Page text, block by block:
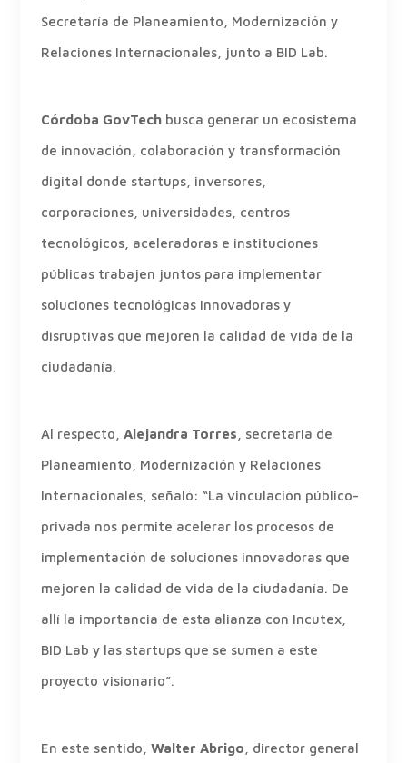
Secretaría de Planeamiento, Modernización y
Relaciones Internacionales, junto a BID Lab.
Córdoba GovTechbusca generar un ecosistema
de innovación, colaboración y transformación
digital donde startups, inversores,
corporaciones, universidades, centros
tecnológicos, aceleradoras e instituciones
públicas trabajen juntos para implementar
soluciones tecnológicas innovadoras y
disruptivas que mejoren la calidad de vida de la
ciudadanía.
Al respecto, Alejandra Torres, secretaria de
Planeamiento, Modernización y Relaciones
Internacionales, señaló: “La vinculación público-
privada nos permite acelerar los procesos de
implementación de soluciones innovadoras que
mejoren la calidad de vida de la ciudadanía. De
allí la importancia de esta alianza con Incutex,
BID Lab y las startups que se sumen a este
proyecto visionario”.
En este sentido, Walter Abrigo, director general